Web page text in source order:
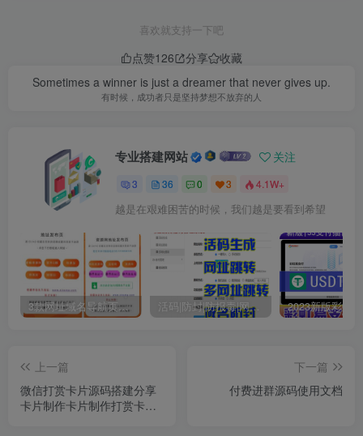
喜欢就支持一下吧
点赞126 分享
收藏
Sometimes a winner is just a dreamer that never gives up.
有时候，成功者只是坚持梦想不放弃的人
专业搭建网站 关注
3 36 0 3 4.1W+
越是在艰难困苦的时候，我们越是要看到希望
3款网址域名导航页发布页源码 活码|防封|防报毒|网址跳转|多网址跳转|活码生成
上一篇
微信打赏卡片源码搭建分享
卡片制作卡片制作打赏卡片
下一篇
付费进群源码使用文档